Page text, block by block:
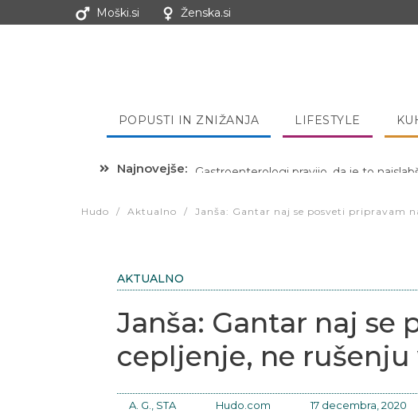
Moški.si Ženska.si
POPUSTI IN ZNIŽANJA LIFESTYLE
Najnovejše: Hibernacijska dieta: Zakaj je pred
Hudo / Aktualno / Janša: Gantar naj se posveti pripravam
AKTUALNO
Janša: Gantar naj se
cepljenje, ne rušenju
A. G., STA Hudo.com 17 decembra, 2020